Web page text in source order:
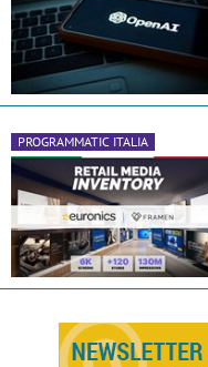
PROGRAMMATIC ITALIA